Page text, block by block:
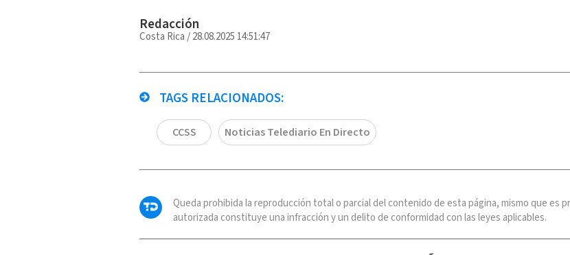
Redacción
Costa Rica /28.08.2025 14:51:47
TAGS RELACIONADOS:
CCSS Noticias Telediario En Directo
Queda prohibida la reproducción total o parcial del contenido de esta página, mismo que es
autorizada constituye una infracción y un delito de conformidad con las leyes aplicables.